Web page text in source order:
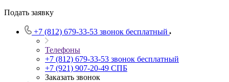
Подать заявку
+7 (812) 679-33-53 звонок бесплатный
Телефоны
+7 (812) 679-33-53 звонок бесплатный
+7 (921) 907-20-49 СПБ
Заказать звонок